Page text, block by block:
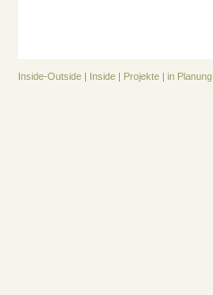
Inside-Outside | Inside | Projekte | in Planung